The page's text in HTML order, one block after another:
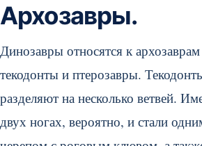
Архозавры.
Динозавры относятся к
текодонты и птерозавры.
разделяют на несколько ветвей.
двух ногах, вероятно, и стали